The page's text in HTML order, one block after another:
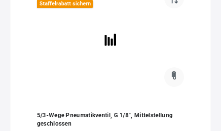
Staffelrabatt sichern
5/3-Wege Pneumatikventil, G 1/8", Mittelstellung
geschlossen